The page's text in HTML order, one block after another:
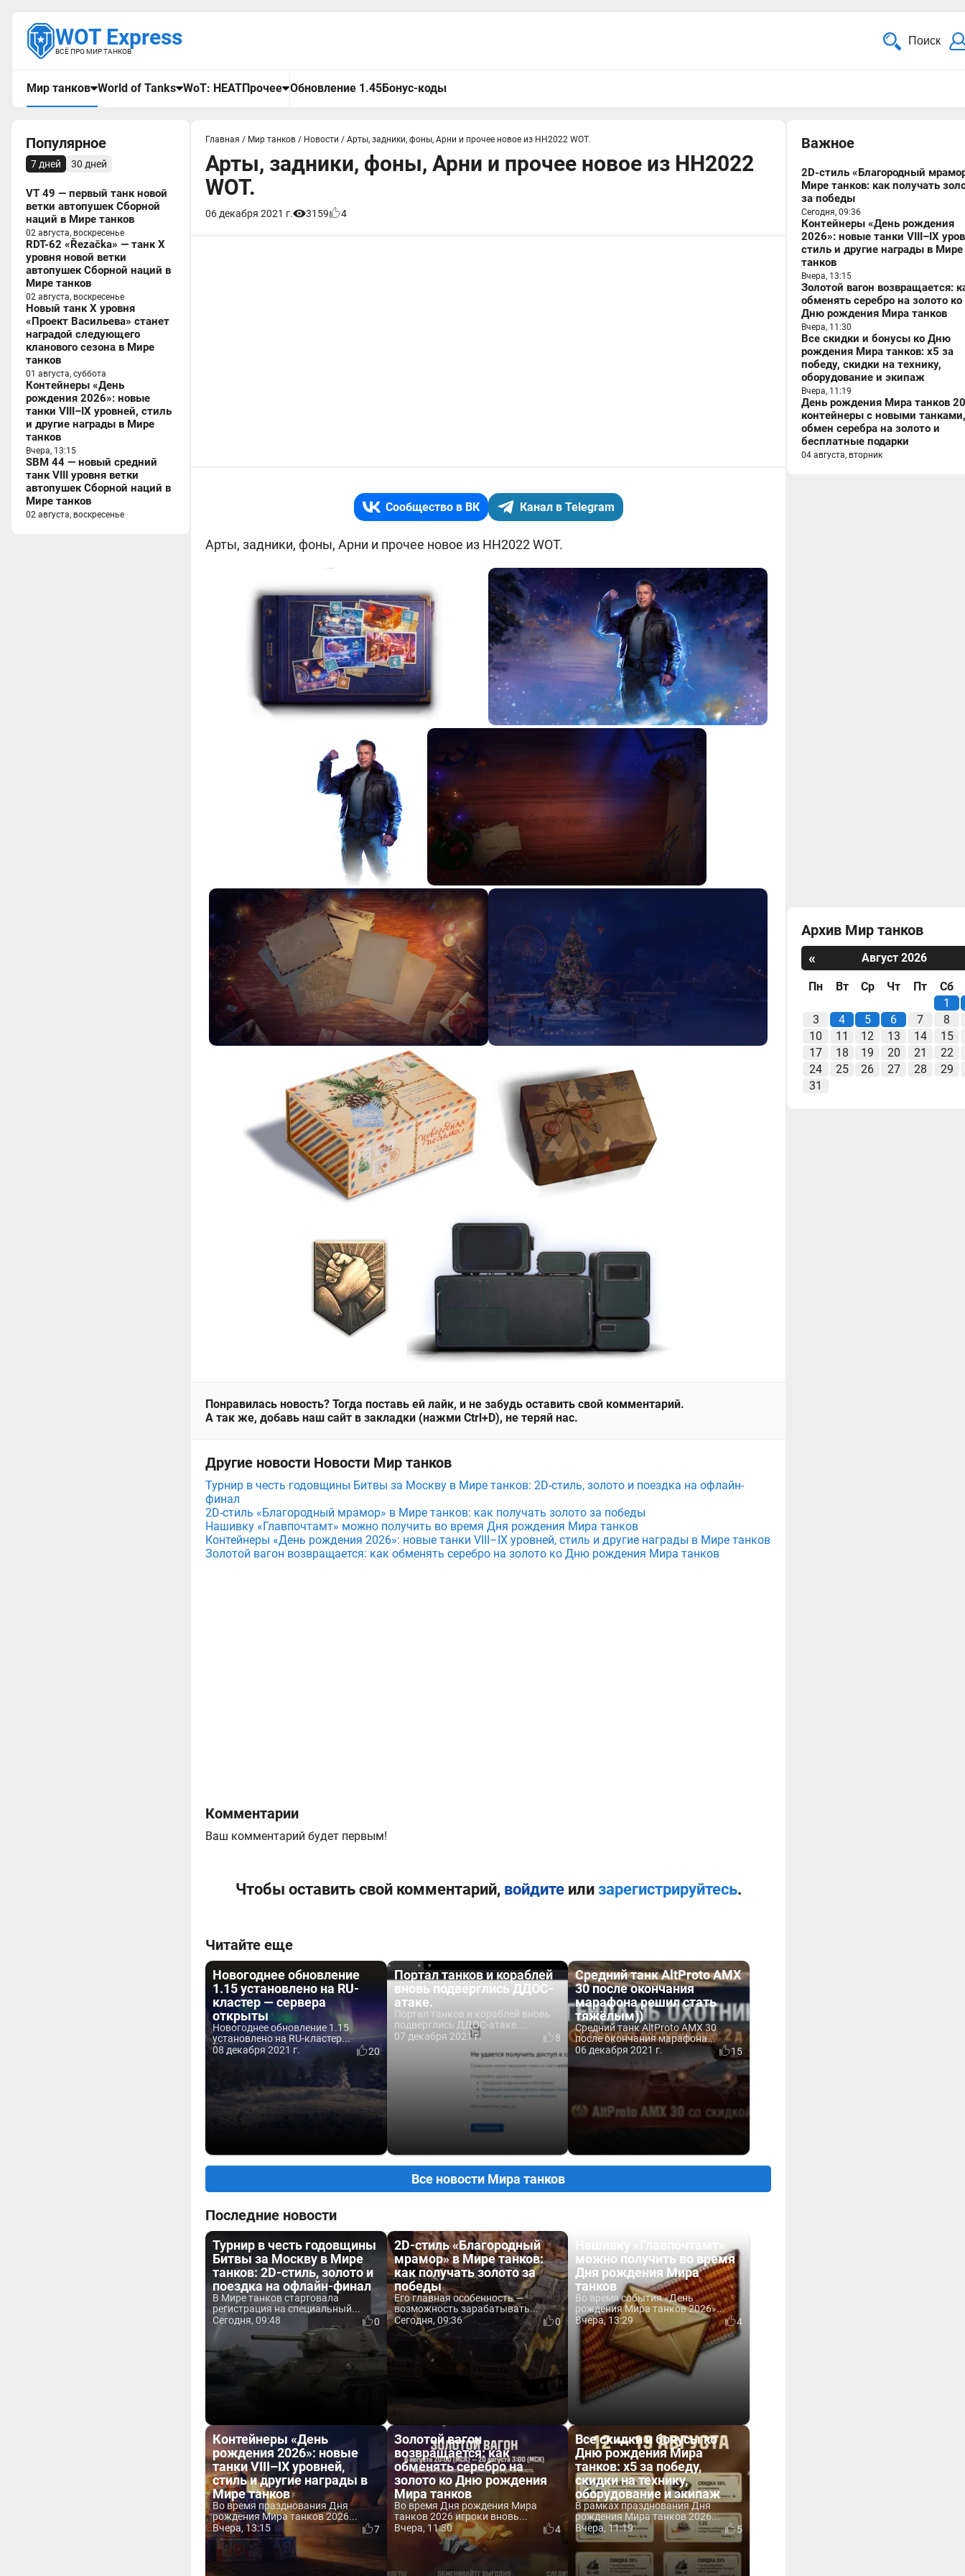
WOT Express
ВСЁ ПРО МИР ТАНКОВ
Поиск
Мир танков World of Tanks WoT: HEATПрочее Обновление 1.45Бонус-коды
Популярное
7 дней 30 дней
VT 49 — первый танк новой
ветки автопушек Сборной
наций в Мире танков
02 августа, воскресенье
RDT-62 «Řezačka» — танк X
уровня новой ветки
автопушек Сборной наций в
Мире танков
02 августа, воскресенье
Новый танк X уровня
«Проект Васильева» станет
наградой следующего
кланового сезона в Мире
танков
01 августа, суббота
Контейнеры «День
рождения 2026»: новые
танки VIII–IX уровней, стиль
и другие награды в Мире
танков
Вчера, 13:15
SBM 44 — новый средний
танк VIII уровня ветки
автопушек Сборной наций в
Мире танков
02 августа, воскресенье
Главная / Мир танков / Новости / Арты, задники, фоны, Арни и прочее новое из НН2022 WOT.
Арты, задники, фоны, Арни и прочее новое из НН2022
WOT.
06 декабря 2021 г. 3159 4
Сообщество в ВК Канал в Telegram
Арты, задники, фоны, Арни и прочее новое из НН2022 WOT.
Понравилась новость? Тогда поставь ей лайк, и не забудь оставить свой комментарий.
А так же, добавь наш сайт в закладки (нажми Ctrl+D), не теряй нас.
Другие новости Новости Мир танков
Турнир в честь годовщины Битвы за Москву в Мире танков: 2D-стиль, золото и поездка на офлайн-
финал
2D-стиль «Благородный мрамор» в Мире танков: как получать золото за победы
Нашивку «Главпочтамт» можно получить во время Дня рождения Мира танков
Контейнеры «День рождения 2026»: новые танки VIII–IX уровней, стиль и другие награды в Мире танков
Золотой вагон возвращается: как обменять серебро на золото ко Дню рождения Мира танков
Комментарии
Ваш комментарий будет первым!
Чтобы оставить свой комментарий, войдитеили зарегистрируйтесь.
Читайте еще
Новогоднее обновление
1.15 установлено на RU-
кластер — сервера
открыты
Новогоднее обновление 1.15
установлено на RU-кластер...
08 декабря 2021 г.
20
Портал танков и кораблей
вновь подверглись ДДОС-
атаке.
Портал танков и кораблей вновь
подверглись ДДОС-атаке....
07 декабря 2021 г.
8
Средний танк AltProto AMX
30 после окончания
марафона решил стать
тяжёлым))
Средний танк AltProto AMX 30
после окончания марафона...
06 декабря 2021 г.
15
Все новости Мира танков
Последние новости
Турнир в честь годовщины
Битвы за Москву в Мире
танков: 2D-стиль, золото и
поездка на офлайн-финал
В Мире танков стартовала
регистрация на специальный...
Сегодня, 09:48
0
2D-стиль «Благородный
мрамор» в Мире танков:
как получать золото за
победы
Его главная особенность —
возможность зарабатывать...
Сегодня, 09:36
0
Нашивку «Главпочтамт»
можно получить во время
Дня рождения Мира
танков
Во время события «День
рождения Мира танков 2026»...
Вчера, 13:29
4
Контейнеры «День
рождения 2026»: новые
танки VIII–IX уровней,
стиль и другие награды в
Мире танков
Во время празднования Дня
рождения Мира танков 2026...
Вчера, 13:15
7
Золотой вагон
возвращается: как
обменять серебро на
золото ко Дню рождения
Мира танков
Во время Дня рождения Мира
танков 2026 игроки вновь...
Вчера, 11:30
4
Все скидки и бонусы ко
Дню рождения Мира
танков: x5 за победу,
скидки на технику,
оборудование и экипаж
В рамках празднования Дня
рождения Мира танков 2026...
Вчера, 11:19
5
Важное
2D-стиль «Благородный
Мире танков: как получать
за победы
Сегодня, 09:36
Контейнеры «День рождения
2026»: новые танки VIII–IX
стиль и другие награды в Мире
танков
Вчера, 13:15
Золотой вагон возвращается:
обменять серебро на золото ко
Дню рождения Мира танков
Вчера, 11:30
Все скидки и бонусы ко Дню
рождения Мира танков: x5 за
победу, скидки на технику,
оборудование и экипаж
Вчера, 11:19
День рождения Мира танков
контейнеры с новыми танками,
обмен серебра на золото и
бесплатные подарки
04 августа, вторник
Архив Мир танков
«
Август 2026
Пн Вт Ср Чт Пт
Сб
1
3
4 5 6 7
8
10
11 12 13 14
15
17
18 19 20 21
22
24
25 26 27 28
29
31